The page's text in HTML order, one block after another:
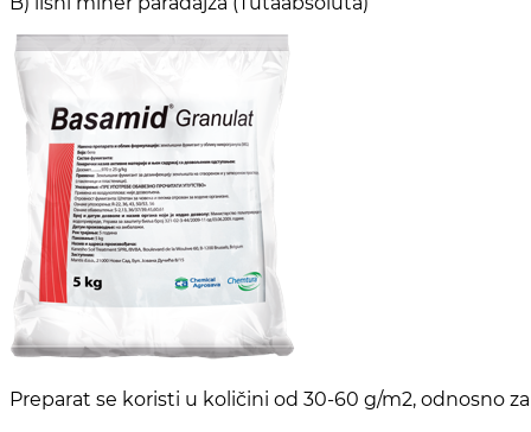
Preparat se koristi u količini od 30-60 g/m2, odnosno